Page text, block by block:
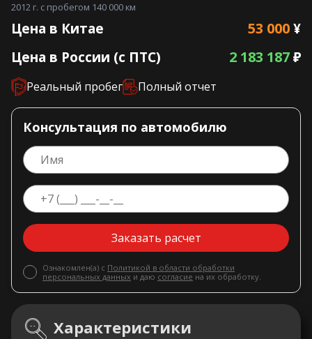
2012 г. с пробегом 140 000 км
Цена в Китае 53 000¥
Цена в России (с ПТС)
2 183 187₽
Реальный пробег Полный отчет
Консультация по автомобилю
Заказать расчет
Ознакомлен(а) с Политикой в области обработки
персональных данных и даю согласие на их обработку.
Характеристики